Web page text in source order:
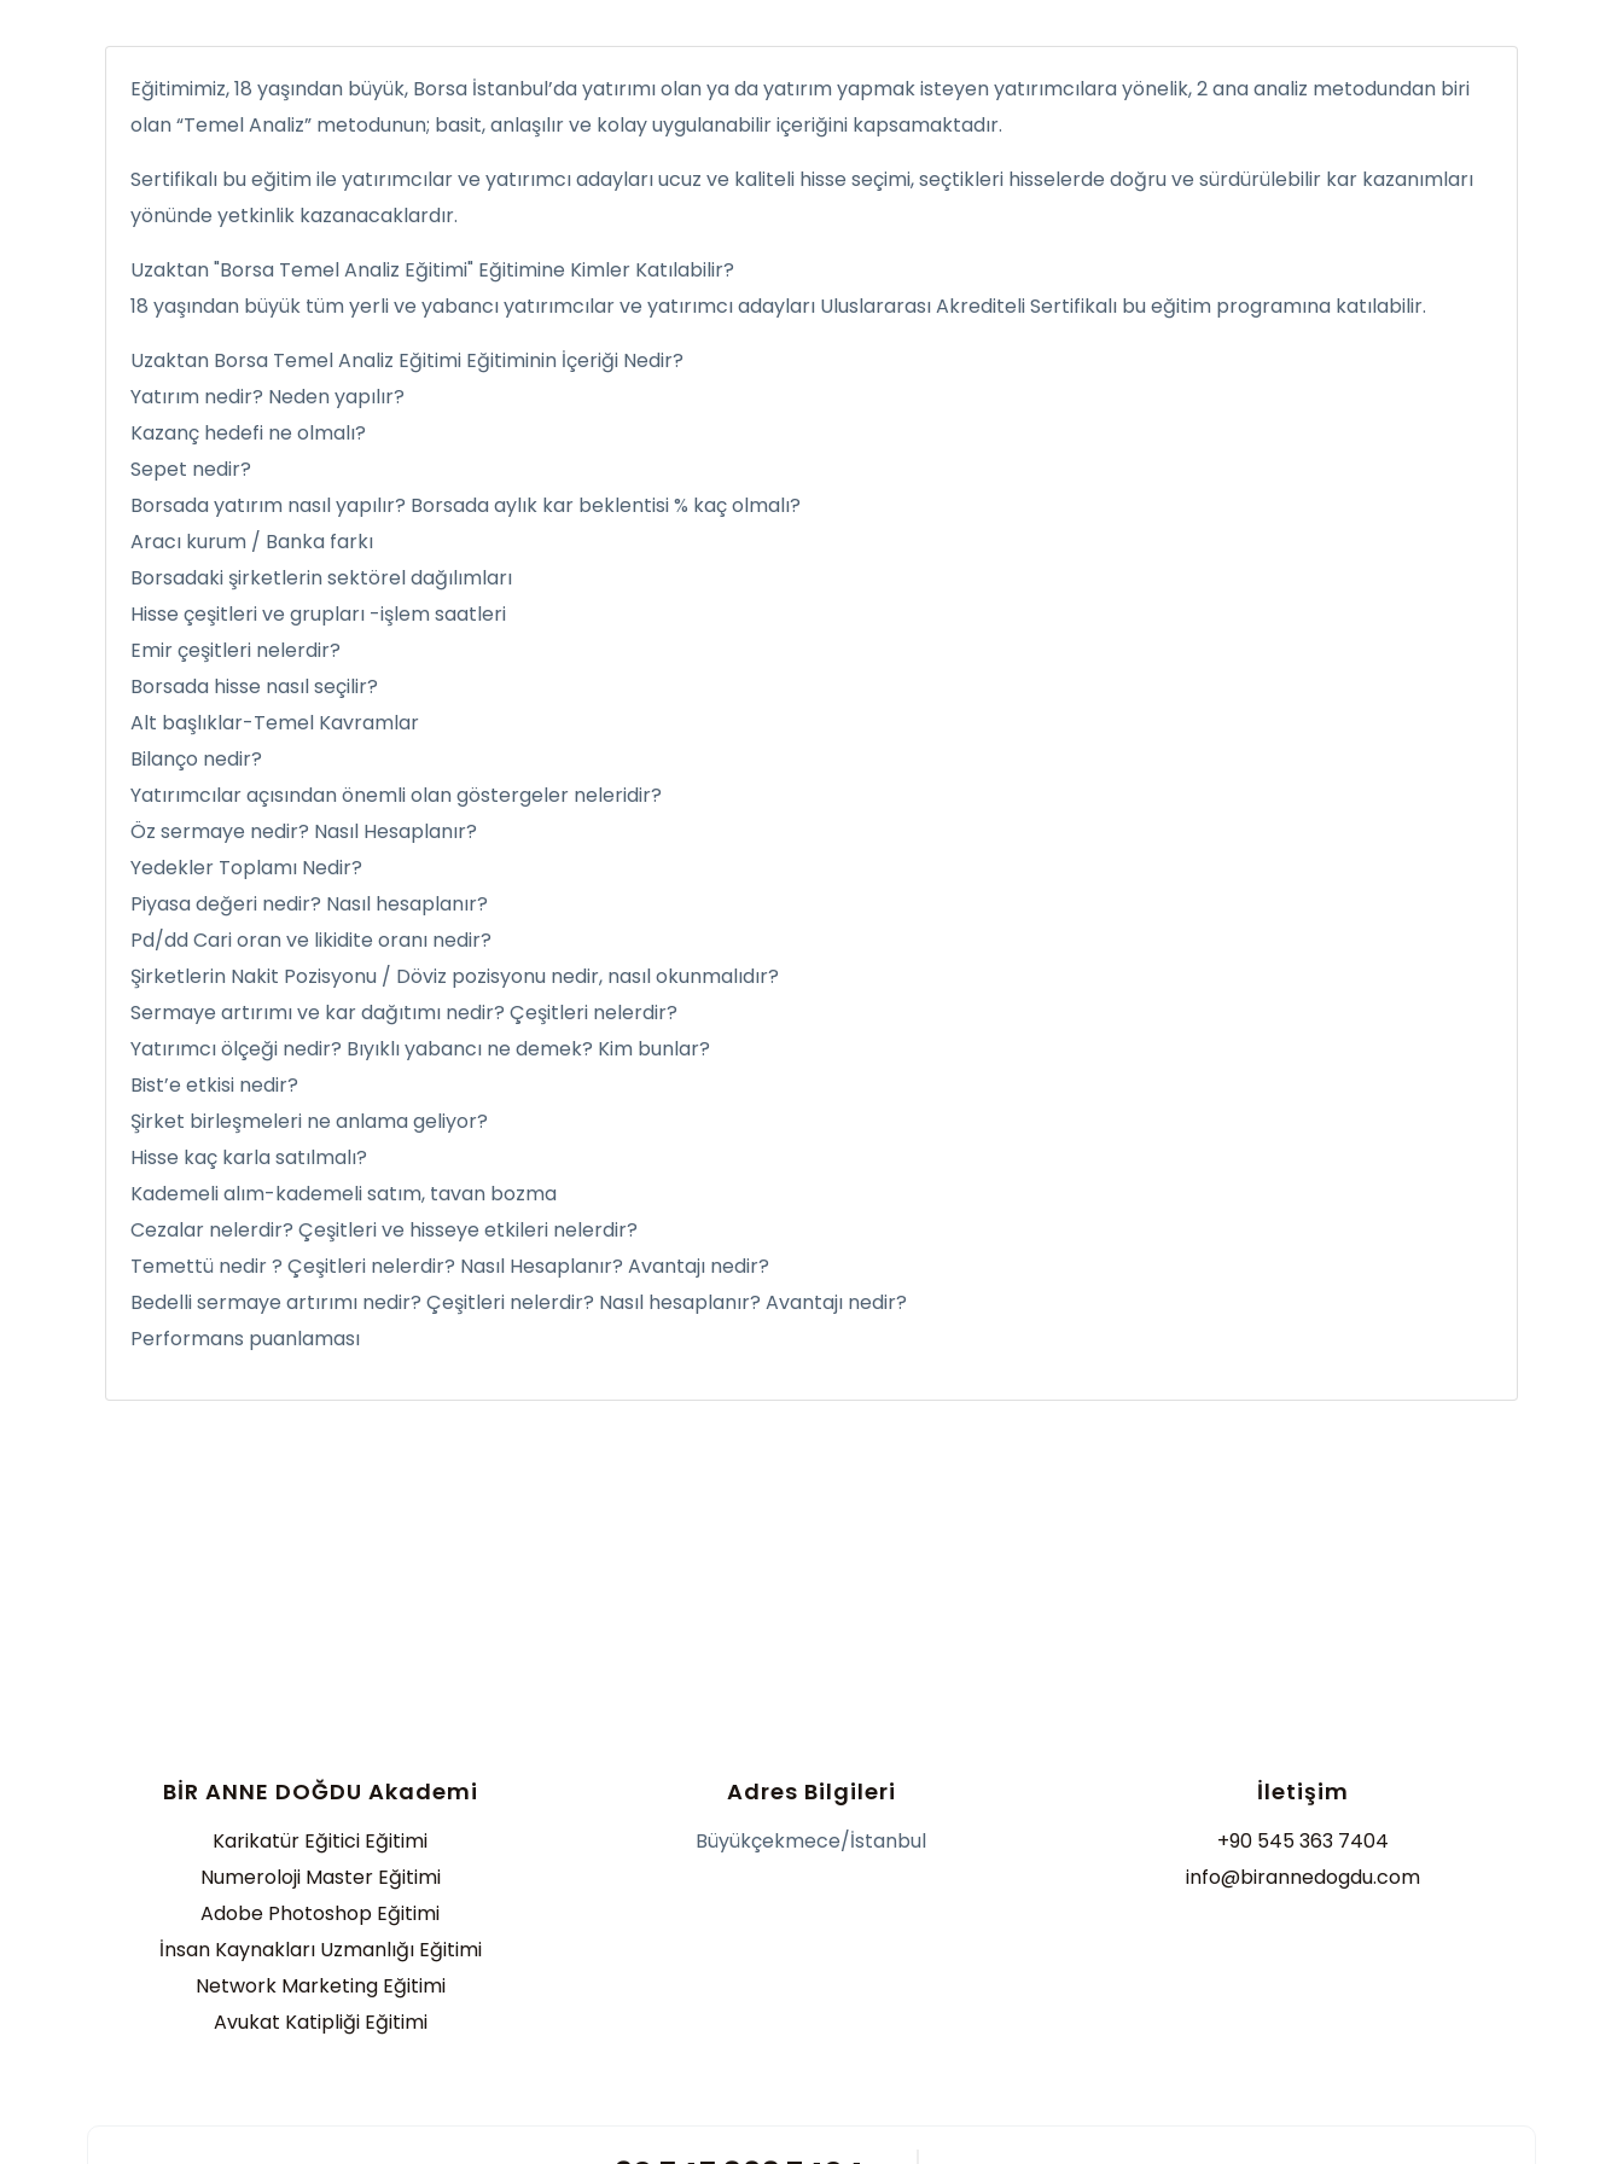
Eğitimimiz, 18 yaşından büyük, Borsa İstanbul’da yatırımı olan ya da yatırım yapmak isteyen yatırımcılara yönelik, 2 ana analiz metodundan biri
olan “Temel Analiz” metodunun; basit, anlaşılır ve kolay uygulanabilir içeriğini kapsamaktadır.
Sertifikalı bu eğitim ile yatırımcılar ve yatırımcı adayları ucuz ve kaliteli hisse seçimi, seçtikleri hisselerde doğru ve sürdürülebilir kar kazanımları
yönünde yetkinlik kazanacaklardır.
Uzaktan "Borsa Temel Analiz Eğitimi" Eğitimine Kimler Katılabilir?
18 yaşından büyük tüm yerli ve yabancı yatırımcılar ve yatırımcı adayları Uluslararası Akrediteli Sertifikalı bu eğitim programına katılabilir.
Uzaktan Borsa Temel Analiz Eğitimi Eğitiminin İçeriği Nedir?
Yatırım nedir? Neden yapılır?
Kazanç hedefi ne olmalı?
Sepet nedir?
Borsada yatırım nasıl yapılır? Borsada aylık kar beklentisi % kaç olmalı?
Aracı kurum / Banka farkı
Borsadaki şirketlerin sektörel dağılımları
Hisse çeşitleri ve grupları -işlem saatleri
Emir çeşitleri nelerdir?
Borsada hisse nasıl seçilir?
Alt başlıklar-Temel Kavramlar
Bilanço nedir?
Yatırımcılar açısından önemli olan göstergeler neleridir?
Öz sermaye nedir? Nasıl Hesaplanır?
Yedekler Toplamı Nedir?
Piyasa değeri nedir? Nasıl hesaplanır?
Pd/dd Cari oran ve likidite oranı nedir?
Şirketlerin Nakit Pozisyonu / Döviz pozisyonu nedir, nasıl okunmalıdır?
Sermaye artırımı ve kar dağıtımı nedir? Çeşitleri nelerdir?
Yatırımcı ölçeği nedir? Bıyıklı yabancı ne demek? Kim bunlar?
Bist’e etkisi nedir?
Şirket birleşmeleri ne anlama geliyor?
Hisse kaç karla satılmalı?
Kademeli alım-kademeli satım, tavan bozma
Cezalar nelerdir? Çeşitleri ve hisseye etkileri nelerdir?
Temettü nedir ? Çeşitleri nelerdir? Nasıl Hesaplanır? Avantajı nedir?
Bedelli sermaye artırımı nedir? Çeşitleri nelerdir? Nasıl hesaplanır? Avantajı nedir?
Performans puanlaması
BİR ANNE DOĞDU Akademi
Karikatür Eğitici Eğitimi
Numeroloji Master Eğitimi
Adobe Photoshop Eğitimi
İnsan Kaynakları Uzmanlığı Eğitimi
Network Marketing Eğitimi
Avukat Katipliği Eğitimi
Adres Bilgileri
Büyükçekmece/İstanbul
İletişim
+90 545 363 7404
info@birannedogdu.com